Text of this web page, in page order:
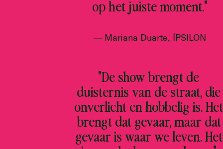
op het juiste moment."
Mariana Duarte, ÍPSILON
"De show brengt de
duisternis van de straat, die
onverlicht en hobbelig is. Het
brengt dat gevaar, maar dat
gevaar is waar we leven. Het